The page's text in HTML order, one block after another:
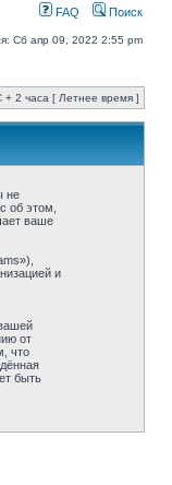
FAQ Поиск
Сб апр 09, 2022 2:55 pm
+ 2 часа [ Летнее время ]
не
об этом,
ваше
и
от
что
быть